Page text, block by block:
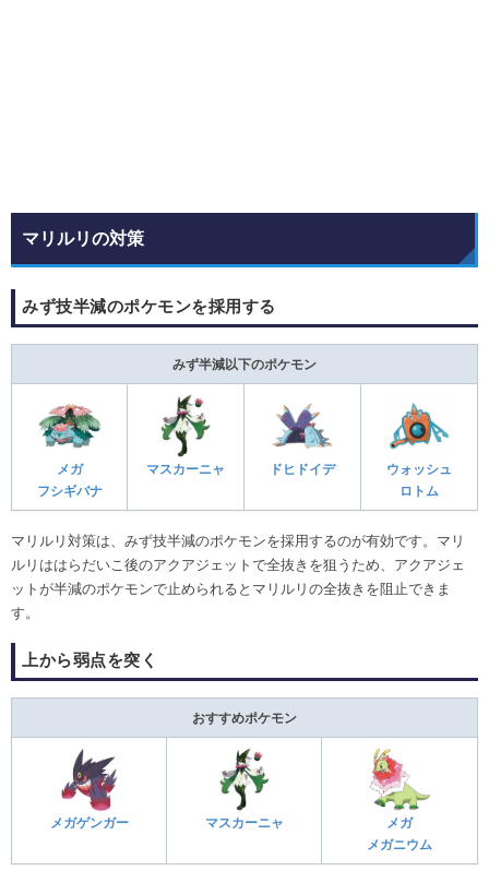
マリルリの対策
みず技半減のポケモンを採用する
みず半減以下のポケモン
メガ
フシギバナ
マスカーニャ ドヒドイデ
ウォッシュ
ロトム
マリルリ対策は、みず技半減のポケモンを採用するのが有効です。マリ
ルリははらだいこ後のアクアジェットで全抜きを狙うため、アクアジェ
ットが半減のポケモンで止められるとマリルリの全抜きを阻止できま
す。
上から弱点を突く
おすすめポケモン
メガゲンガー マスカーニャ
メガ
メガニウム